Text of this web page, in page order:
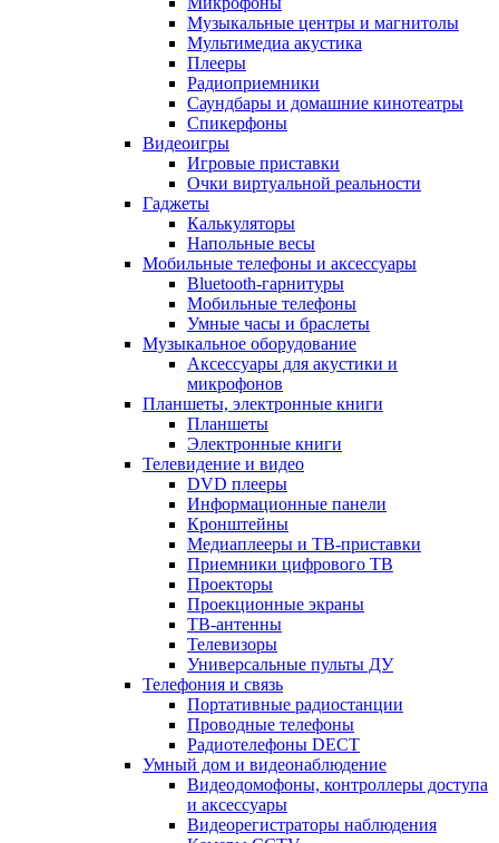
Музыкальные центры и магнитолы
Мультимедиа акустика
Плееры
Радиоприемники
Саундбары и домашние кинотеатры
Спикерфоны
Видеоигры
Игровые приставки
Очки виртуальной реальности
Гаджеты
Калькуляторы
Напольные весы
Мобильные телефоны и аксессуары
Bluetooth-гарнитуры
Мобильные телефоны
Умные часы и браслеты
Музыкальное оборудование
Аксессуары для акустики и
микрофонов
Планшеты, электронные книги
Планшеты
Электронные книги
Телевидение и видео
DVD плееры
Информационные панели
Кронштейны
Медиаплееры и ТВ-приставки
Приемники цифрового ТВ
Проекторы
Проекционные экраны
ТВ-антенны
Телевизоры
Универсальные пульты ДУ
Телефония и связь
Портативные радиостанции
Проводные телефоны
Радиотелефоны DECT
Умный дом и видеонаблюдение
Видеодомофоны, контроллеры доступа
и аксессуары
Видеорегистраторы наблюдения